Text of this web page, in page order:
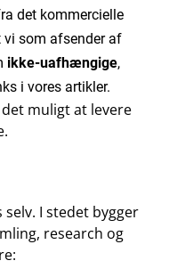
det kommercielle
som afsender af
ikke-uafhængige,
i vores artikler.
muligt at levere
I stedet bygger
research og